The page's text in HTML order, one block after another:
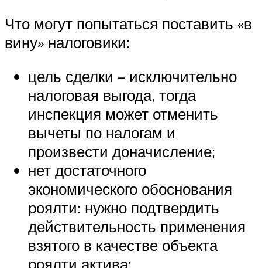
Что могут попытаться поставить «в
вину» налоговики:
цель сделки – исключительно
налоговая выгода, тогда
инспекция может отменить
вычеты по налогам и
произвести доначисление;
нет достаточного
экономического обоснования
роялти: нужно подтвердить
действительность применения
взятого в качестве объекта
роялти актива;